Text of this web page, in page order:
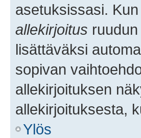
asetuksissasi.
allekirjoitus
lisättäväksi
sopivan
allekirjoituksen
allekirjoituksesta,
Ylös